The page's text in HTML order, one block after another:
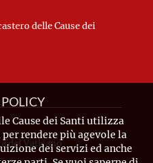
delle Cause dei
del Vaticano
Cause dei Santi utilizza
rendere più agevole la
dei servizi ed anche